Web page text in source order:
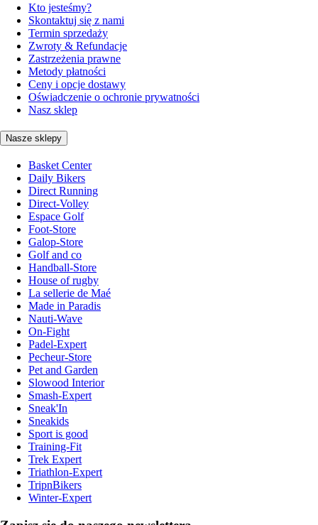
Kto jesteśmy?
Skontaktuj się z nami
Termin sprzedaży
Zwroty & Refundacje
Zastrzeżenia prawne
Metody płatności
Ceny i opcje dostawy
Oświadczenie o ochronie prywatności
Nasz sklep
Nasze sklepy
Basket Center
Daily Bikers
Direct Running
Direct-Volley
Espace Golf
Foot-Store
Galop-Store
Golf and co
Handball-Store
House of rugby
La sellerie de Maé
Made in Paradis
Nauti-Wave
On-Fight
Padel-Expert
Pecheur-Store
Pet and Garden
Slowood Interior
Smash-Expert
Sneak'In
Sneakids
Sport is good
Training-Fit
Trek Expert
Triathlon-Expert
TripnBikers
Winter-Expert